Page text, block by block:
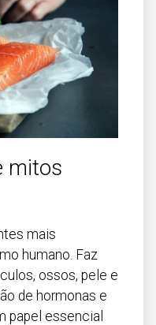
mitos
mais
humano. Faz
ossos, pele e
de hormonas e
papel essencial